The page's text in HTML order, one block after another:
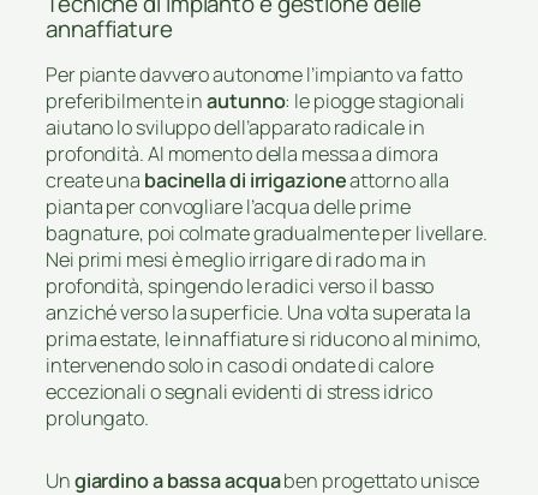
annaffiature
Per piante davvero autonome l’impianto va fatto
preferibilmente inautunno: le piogge stagionali
aiutano lo sviluppo dell’apparato radicale in
profondità. Al momento della messa a dimora
create una bacinella di irrigazioneattorno alla
pianta per convogliare l’acqua delle prime
bagnature, poi colmate gradualmente per livellare.
Nei primi mesi è meglio irrigare di rado ma in
profondità, spingendo le radici verso il basso
anziché verso la superficie. Una volta superata la
prima estate, le innaffiature si riducono al minimo,
intervenendo solo in caso di ondate di calore
eccezionali o segnali evidenti di stress idrico
prolungato.
Ungiardino a bassa acquaben progettato unisce